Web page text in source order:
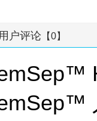
用户评论 【0】